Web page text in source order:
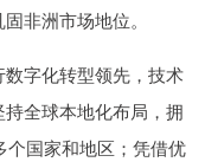
非洲市场地位。
字化转型领先，技术
全球本地化布局，拥
个国家和地区；凭借优